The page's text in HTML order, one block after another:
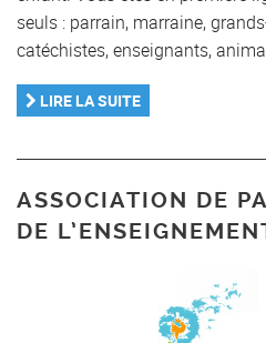
seuls : parrain, marraine,
catéchistes, enseignants,
LIRE LA SUITE
ASSOCIATION DE
DE